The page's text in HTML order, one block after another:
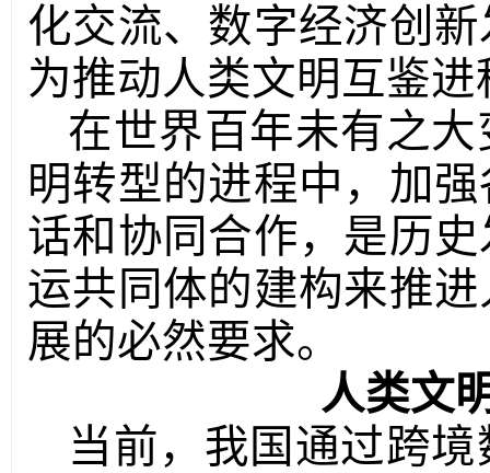
化交流、数字经济创
为推动人类文明互鉴
在世界百年未有之
明转型的进程中，加
话和协同合作，是历
运共同体的建构来推
展的必然要求。
人类文
当前，我国通过跨